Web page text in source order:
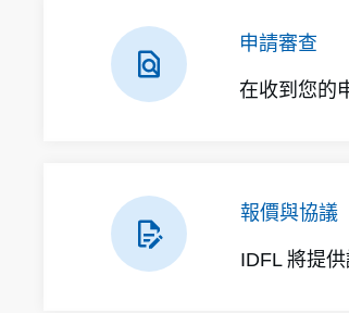
申請審查
在收到您的
報價與協議
IDFL 將提